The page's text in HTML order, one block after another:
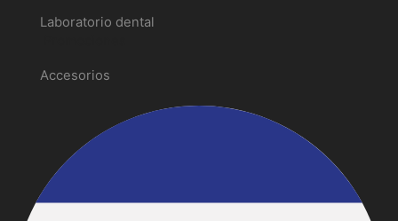
Laboratorio dental
Accesorios